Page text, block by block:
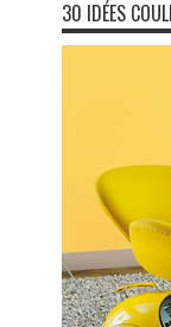
30 IDÉES